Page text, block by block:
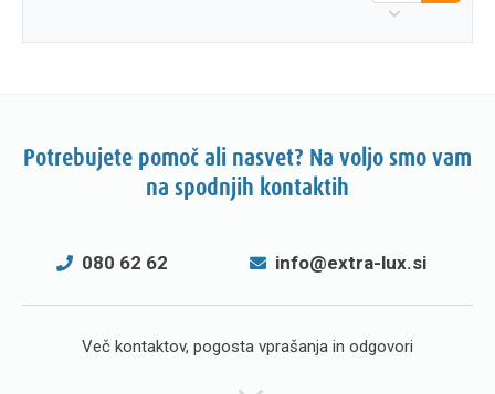
Potrebujete pomoč ali nasvet? Na voljo smo vam
na spodnjih kontaktih
080 62 62 info@extra-lux.si
Več kontaktov, pogosta vprašanja in odgovori